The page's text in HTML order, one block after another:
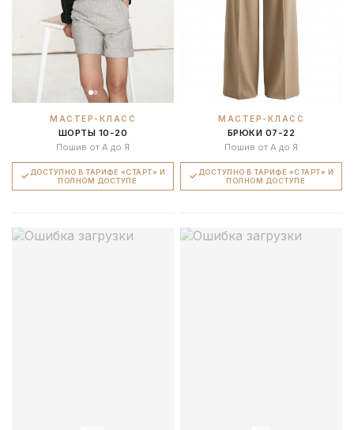
МАСТЕР-КЛАСС
ШОРТЫ 10-20
Пошив от А до Я
ДОСТУПНО В ТАРИФЕ «СТАРТ» И
ПОЛНОМ ДОСТУПЕ
МАСТЕР-КЛАСС
БРЮКИ 07-22
Пошив от А до Я
ДОСТУПНО В ТАРИФЕ «СТАРТ» И
ПОЛНОМ ДОСТУПЕ